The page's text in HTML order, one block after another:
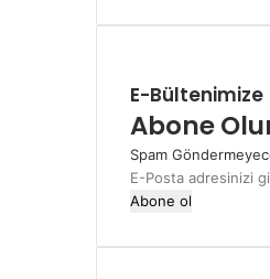
E-Bültenimize
Abone
Spam
E-
Posta
giriniz